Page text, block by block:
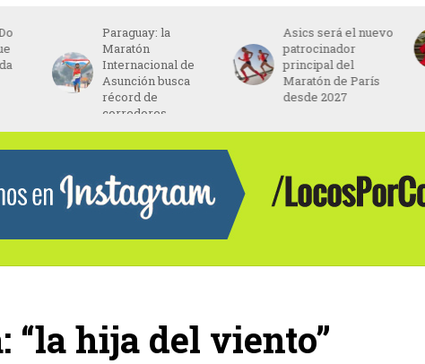
Asics será el nuevo
patrocinador
principal del
Maratón de París
desde 2027
Seis mil runners
estarán en los 15K
de NB Race Series
“la hija del viento”